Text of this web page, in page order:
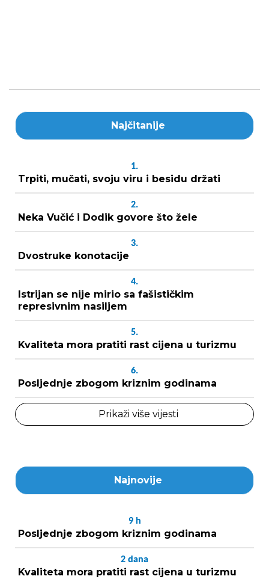
Najčitanije
1.
Trpiti, mučati, svoju viru i besidu držati
2.
Neka Vučić i Dodik govore što žele
3.
Dvostruke konotacije
4.
Istrijan se nije mirio sa fašističkim
represivnim nasiljem
5.
Kvaliteta mora pratiti rast cijena u turizmu
6.
Posljednje zbogom kriznim godinama
Prikaži više vijesti
Najnovije
9 h
Posljednje zbogom kriznim godinama
2 dana
Kvaliteta mora pratiti rast cijena u turizmu